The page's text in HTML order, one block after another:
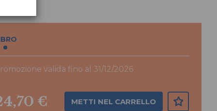
valida fino al 31/12/2026
€ METTI NEL CARRELLO